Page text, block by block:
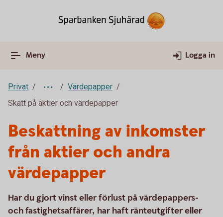
Meny Logga in
Privat
Värdepapper
Skatt på aktier och värdepapper
Beskattning av inkomster
från aktier och andra
värdepapper
Har du gjort vinst eller förlust på värdepappers-
och fastighetsaffärer, har haft ränteutgifter eller